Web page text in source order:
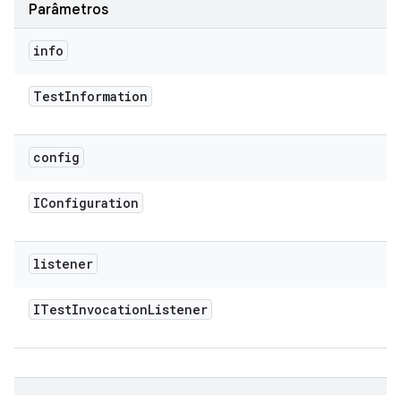
Parâmetros
info
TestInformation
config
IConfiguration
listener
ITestInvocationListener